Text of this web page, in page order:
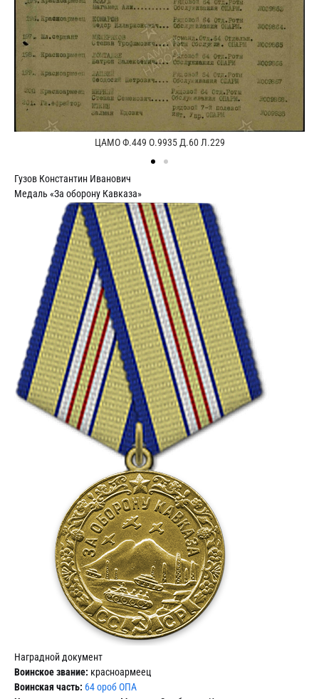
ЦАМО Ф.449 О.9935 Д.60 Л.229
Гузов Константин Иванович
Медаль «За оборону Кавказа»
Наградной документ
Воинское звание: красноармеец
Воинская часть: 64 ороб ОПА